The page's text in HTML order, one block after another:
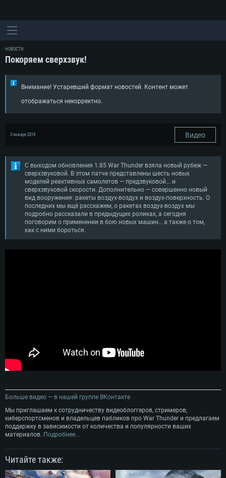
НОВОСТИ
Покоряем сверхзвук!
Внимание! Устаревший формат новостей. Контент может
отображаться некорректно.
3 января 2019 Видео
С выходом обновления 1.85 War Thunder взяла новый рубеж —
сверхзвуковой. В этом патче представлены шесть новых
моделей реактивных самолетов — предзвуковой... и
сверхзвуковой скорости. Дополнительно — совершенно новый
вид вооружения: ракеты воздух-воздух и воздух-поверхность. О
последних мы ещё расскажем, о ракетах воздух-воздух мы
подробно рассказали в предыдущих роликах, а сегодня
поговорим о применении в бою новых машин… а также о том,
как с ними бороться.
Больше видео — в нашей группе ВКонтакте
Мы приглашаем к сотрудничеству видеоблоггеров, стримеров,
киберспортсменов и владельцев пабликов про War Thunder и предлагаем
поддержку в зависимости от количества и популярности ваших
материалов. Подробнее...
Читайте также: